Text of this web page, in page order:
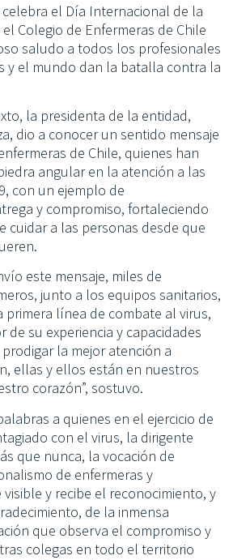
celebra el Día Internacional de la
Colegio de Enfermeras de Chile
saludo a todos los profesionales
y el mundo dan la batalla contra la
la presidenta de la entidad,
dio a conocer un sentido mensaje
de Chile, quienes han
angular en la atención a las
con un ejemplo de
y compromiso, fortaleciendo
cuidar a las personas desde que
este mensaje, miles de
junto a los equipos sanitarios,
primera línea de combate al virus,
de su experiencia y capacidades
la mejor atención a
ellas y ellos están en nuestros
corazón”, sostuvo.
a quienes en el ejercicio de
con el virus, la dirigente
que nunca, la vocación de
de enfermeras y
y recibe el reconocimiento, y
de la inmensa
que observa el compromiso y
colegas en todo el territorio